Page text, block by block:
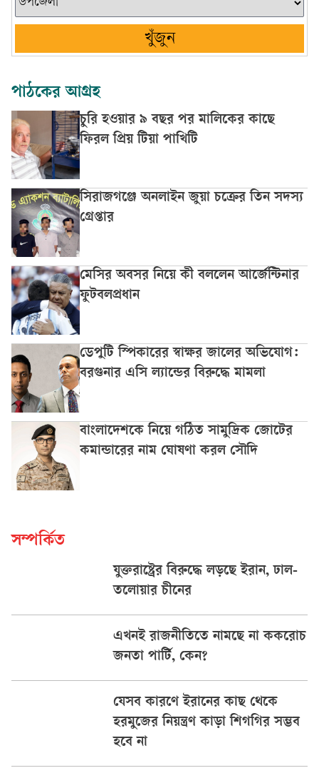
খুঁজুন
পাঠকের আগ্রহ
চুরি হওয়ার ৯ বছর পর মালিকের কাছে
ফিরল প্রিয় টিয়া পাখিটি
সিরাজগঞ্জে অনলাইন জুয়া চক্রের তিন সদস্য
গ্রেপ্তার
মেসির অবসর নিয়ে কী বললেন আর্জেন্টিনার
ফুটবলপ্রধান
ডেপুটি স্পিকারের স্বাক্ষর জালের অভিযোগ:
বরগুনার এসি ল্যান্ডের বিরুদ্ধে মামলা
বাংলাদেশকে নিয়ে গঠিত সামুদ্রিক জোটের
কমান্ডারের নাম ঘোষণা করল সৌদি
সম্পর্কিত
যুক্তরাষ্ট্রের বিরুদ্ধে লড়ছে ইরান, ঢাল-
তলোয়ার চীনের
এখনই রাজনীতিতে নামছে না ককরোচ
জনতা পার্টি, কেন?
যেসব কারণে ইরানের কাছ থেকে
হরমুজের নিয়ন্ত্রণ কাড়া শিগগির সম্ভব
হবে না